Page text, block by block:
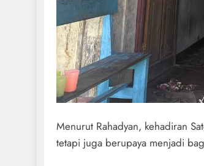
Menurut Rahadyan, kehadiran
tetapi juga berupaya menjadi